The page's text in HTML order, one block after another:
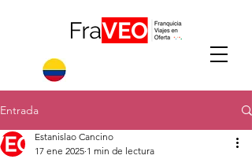
Entrada
Estanislao Cancino
17 ene 2025 1 min de lectura